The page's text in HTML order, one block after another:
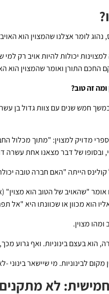
נהוג לומר אצלנו שהמצוין הוא
יכולות להיות אויב רק
החכם התורן ואומר שהמצוין הוא
זה טוב?
חמש שנים עם צוות גדול בן
ובסופו של דבר מצאנו אחת עשרה
הייתה "האם חברה טובה יכולה
אומר "שהאויב של הטוב הוא
הוא מכוון או שכוונתו היא "אל
מצוין.
הוא בעצם בינוניות. ואף גרוע
לבינוניות. מי שיישאר בינוני -
לא